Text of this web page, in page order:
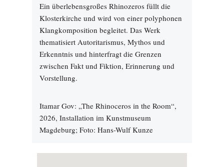
Ein überlebensgroßes Rhinozeros füllt die
Klosterkirche und wird von einer polyphonen
Klangkomposition begleitet. Das Werk
thematisiert Autoritarismus, Mythos und
Erkenntnis und hinterfragt die Grenzen
zwischen Fakt und Fiktion, Erinnerung und
Vorstellung.
Itamar Gov: „The Rhinoceros in the Room“,
2026, Installation im Kunstmuseum
Magdeburg; Foto: Hans-Wulf Kunze